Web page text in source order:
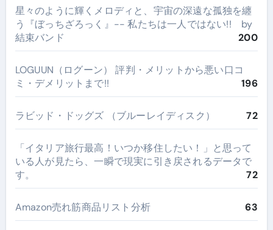
星々のように輝くメロディと、宇宙の深遠な孤独を纏
う『ぼっちざろっく』-- 私たちは一人ではない!! by
結束バンド
200
LOGUUN（ログーン） 評判・メリットから悪い口コ
ミ・デメリットまで!!
196
ラビッド・ドッグズ （ブルーレイディスク） 72
​「イタリア旅行最高！いつか移住したい！」と思って
いる人が見たら、一瞬で現実に引き戻されるデータで
す。
72
Amazon売れ筋商品リスト分析 63